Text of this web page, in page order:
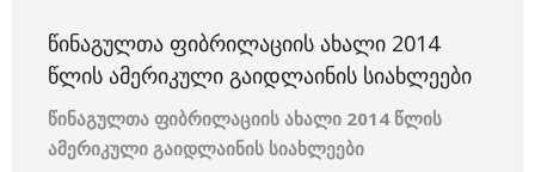
ᲬᲘᲜᲐᲒᲣᲚᲗᲐ ᲤᲘᲑᲠᲘᲚᲐᲪᲘᲘᲡ ᲐᲮᲐᲚᲘ 2014
ᲬᲚᲘᲡ ᲐᲛᲔᲠᲘᲙᲣᲚᲘ ᲒᲐᲘᲓᲚᲐᲘᲜᲘᲡ ᲡᲘᲐᲮᲚᲔᲔᲑᲘ
წინაგულთა ფიბრილაციის ახალი 2014 წლის
ამერიკული გაიდლაინის სიახლეები